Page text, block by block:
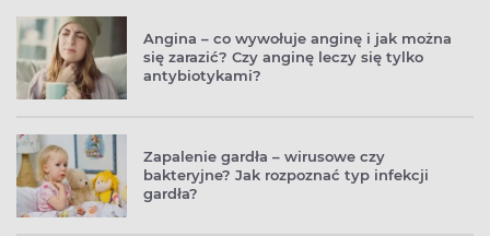
Angina – co wywołuje anginę i jak można
się zarazić? Czy anginę leczy się tylko
antybiotykami?
Zapalenie gardła – wirusowe czy
bakteryjne? Jak rozpoznać typ infekcji
gardła?